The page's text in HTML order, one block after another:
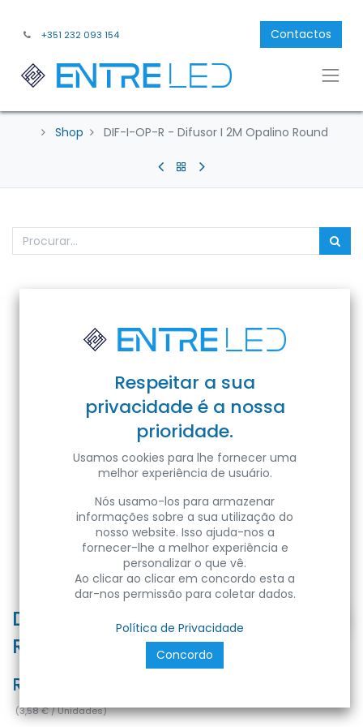
+351 232 093 154 Contactos
Shop DIF-I-OP-R - Difusor I 2M Opalino Round
DIF-I-OP-R - Difusor I 2M Opalino
Round
Ref:
(3,58€/Unidades)
Respeitar a sua
privacidade é a nossa
prioridade.
Usamos cookies para lhe fornecer uma
melhor experiência de usuário.
Nós usamo-los para armazenar
informações sobre a sua utilização do
nosso website. Isso ajuda-nos a
fornecer-lhe a melhor experiência e
personalizar o que vê.
Ao clicar ao clicar em concordo esta a
dar-nos permissão para coletar dados.
Política de Privacidade
Concordo